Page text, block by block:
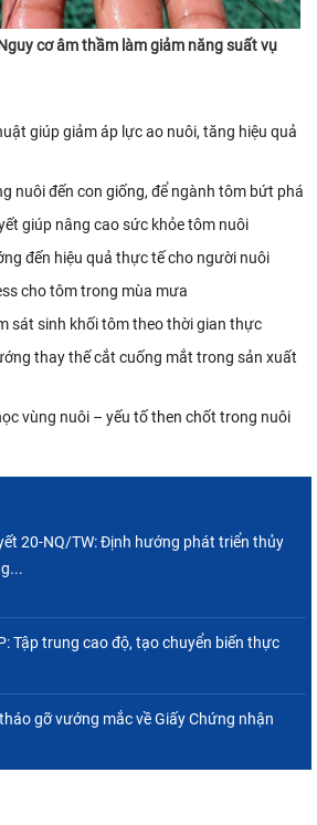
cơ âm thầm làm giảm năng suất vụ
giúp giảm áp lực ao nuôi, tăng hiệu quả
nuôi đến con giống, để ngành tôm bứt phá
giúp nâng cao sức khỏe tôm nuôi
đến hiệu quả thực tế cho người nuôi
cho tôm trong mùa mưa
sát sinh khối tôm theo thời gian thực
thay thế cắt cuống mắt trong sản xuất
vùng nuôi – yếu tố then chốt trong nuôi
20-NQ/TW: Định hướng phát triển thủy
Tập trung cao độ, tạo chuyển biến thực
gỡ vướng mắc về Giấy Chứng nhận